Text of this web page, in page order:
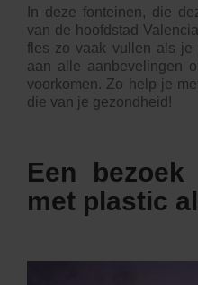
In deze fonteinen, die
van de hoofdstad
fles zo vaak vullen als je
aan alle aanbevelingen
voorkomen. Zo help je
die van je gezondheid!
Een
met plastic